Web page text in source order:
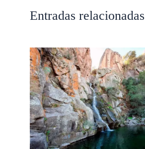
Entradas relacionadas